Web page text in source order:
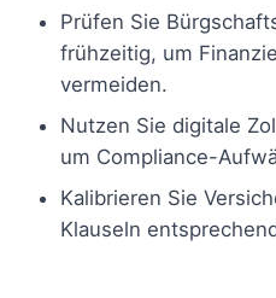
Prüfen Sie
frühzeitig, um
vermeiden.
Nutzen Sie digitale
um Compliance-
Kalibrieren Sie
Klauseln